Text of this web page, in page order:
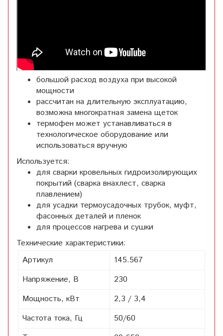
большой расход воздуха при высокой
мощности
рассчитан на длительную эксплуатацию,
возможна многократная замена щеток
термофен может устанавливаться в
технологическое оборудование или
использоваться вручную
Используется:
для сварки кровельных гидроизолирующих
покрытий (сварка внахлест, сварка
плавлением)
для усадки термоусадочных трубок, муфт,
фасонных деталей и пленок
для процессов нагрева и сушки
Технические характеристики:
Артикул
145.567
Напряжение, В
230
Мощность, кВт
2,3 / 3,4
Частота тока, Гц
50/60